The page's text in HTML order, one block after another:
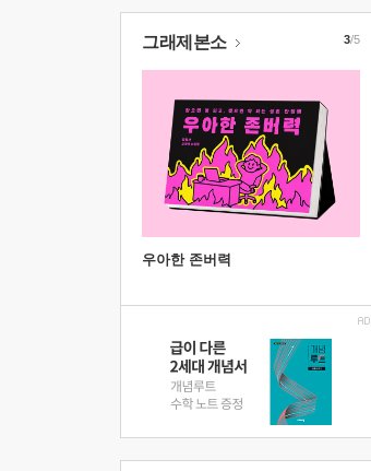
그래제본소
우아한 존버력
3/5